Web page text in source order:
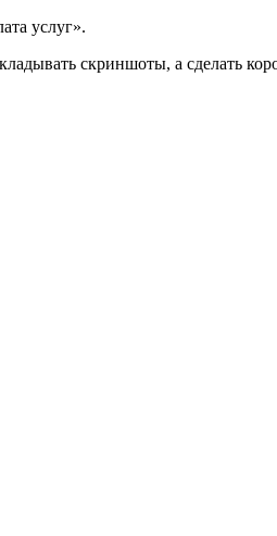
услуг».
скриншоты, а сделать